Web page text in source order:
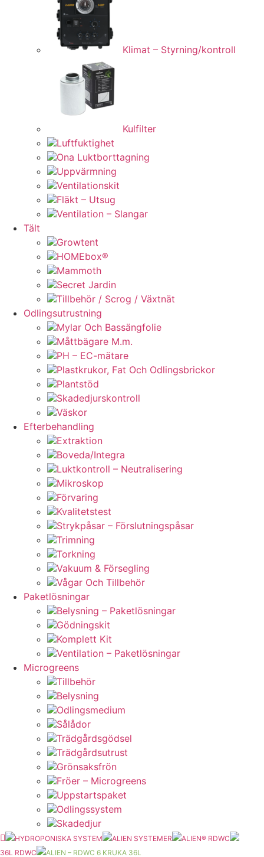
Klimat – Styrning/kontroll
Kulfilter
Luftfuktighet
Ona Luktborttagning
Uppvärmning
Ventilationskit
Fläkt – Utsug
Ventilation – Slangar
Tält
Growtent
HOMEbox®
Mammoth
Secret Jardin
Tillbehör / Scrog / Växtnät
Odlingsutrustning
Mylar Och Bassängfolie
Måttbägare M.m.
PH – EC-mätare
Plastkrukor, Fat Och Odlingsbrickor
Plantstöd
Skadedjurskontroll
Väskor
Efterbehandling
Extraktion
Boveda/Integra
Luktkontroll – Neutralisering
Mikroskop
Förvaring
Kvalitetstest
Strykpåsar – Förslutningspåsar
Trimning
Torkning
Vakuum & Försegling
Vågar Och Tillbehör
Paketlösningar
Belysning – Paketlösningar
Gödningskit
Komplett Kit
Ventilation – Paketlösningar
Microgreens
Tillbehör
Belysning
Odlingsmedium
Sålådor
Trädgårdsgödsel
Trädgårdsutrust
Grönsaksfrön
Fröer – Microgreens
Uppstartspaket
Odlingssystem
Skadedjur
HYDROPONISKA SYSTEM ALIEN SYSTEMER
ALIEN® RDWC
36L RDWC
ALIEN – RDWC 6 KRUKA 36L